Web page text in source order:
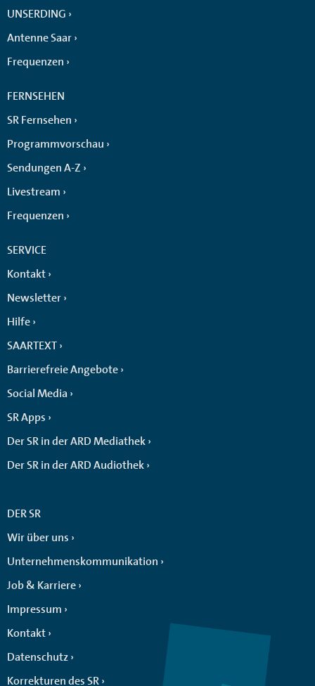
UNSERDING
Antenne Saar
Frequenzen
FERNSEHEN
SR Fernsehen
Programmvorschau
Sendungen A-Z
Livestream
Frequenzen
SERVICE
Kontakt
Newsletter
Hilfe
SAARTEXT
Barrierefreie Angebote
Social Media
SR Apps
Der SR in der ARD Mediathek
Der SR in der ARD Audiothek
DER SR
Wir über uns
Unternehmenskommunikation
Job & Karriere
Impressum
Kontakt
Datenschutz
Korrekturen des SR